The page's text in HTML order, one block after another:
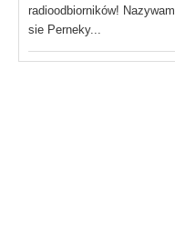
radioodbiorników! Nazywam
sie Perneky...